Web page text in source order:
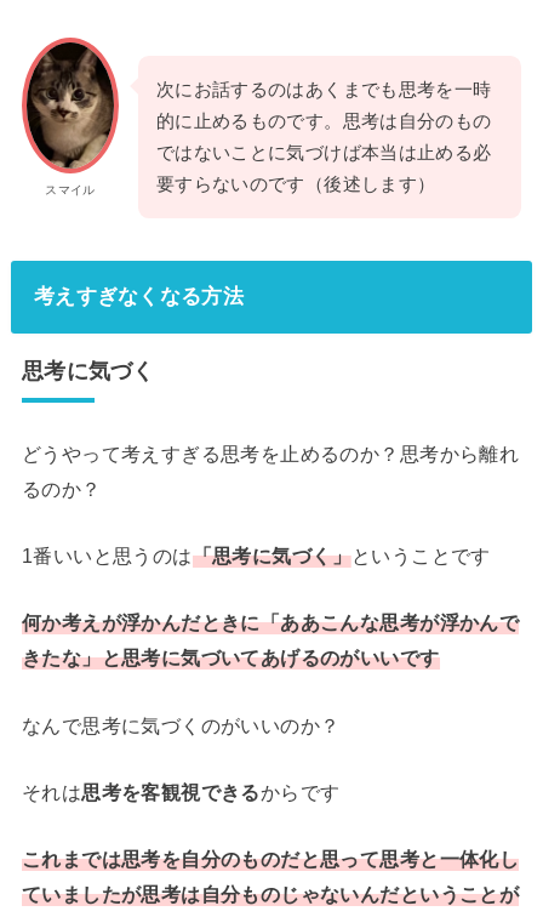
スマイル
次にお話するのはあくまでも思考を一時
的に止めるものです。思考は自分のもの
ではないことに気づけば本当は止める必
要すらないのです（後述します）
考えすぎなくなる方法
思考に気づく
どうやって考えすぎる思考を止めるのか？思考から離れ
るのか？
1番いいと思うのは「思考に気づく」ということです
何か考えが浮かんだときに「ああこんな思考が浮かんで
きたな」と思考に気づいてあげるのがいいです
なんで思考に気づくのがいいのか？
それは思考を客観視できるからです
これまでは思考を自分のものだと思って思考と一体化し
ていましたが思考は自分ものじゃないんだということが